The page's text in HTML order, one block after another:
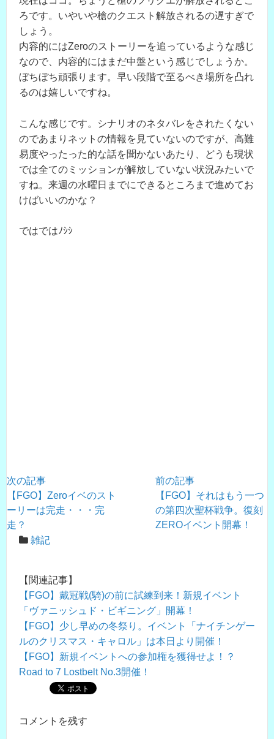
ろです。いやいや槍のクエスト解放されるの遅すぎで
しょう。
内容的にはZeroのストーリーを追っているような感じ
なので、内容的にはまだ中盤という感じでしょうか。
ぼちぼち頑張ります。早い段階で至るべき場所を凸れ
るのは嬉しいですね。
こんな感じです。シナリオのネタバレをされたくない
のであまりネットの情報を見ていないのですが、高難
易度やったった的な話を聞かないあたり、どうも現状
では全てのミッションが解放していない状況みたいで
すね。来週の水曜日までにできるところまで進めてお
けばいいのかな？
ではではﾉｼｼ
前の記事
【FGO】それはもう一つ
の第四次聖杯戦争。復刻
ZEROイベント開幕！
次の記事
【FGO】Zeroイベのスト
ーリーは完走・・・完
走？
雑記
【関連記事】
【FGO】戴冠戦(騎)の前に試練到来！新規イベント
「ヴァニッシュド・ビギニング」開幕！
【FGO】少し早めの冬祭り。イベント「ナイチンゲー
ルのクリスマス・キャロル」は本日より開催！
【FGO】新規イベントへの参加権を獲得せよ！？
Road to 7 Lostbelt No.3開催！
コメントを残す